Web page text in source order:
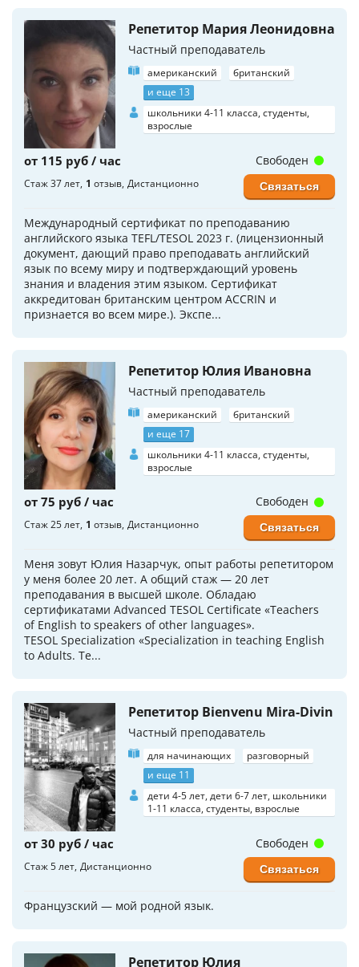
Репетитор Мария Леонидовна
Частный преподаватель
американский
британский
и еще 13
школьники 4-11 класса, студенты,
взрослые
от 115 руб / час
Стаж 37 лет 1 отзыв Дистанционно
Международный сертификат по преподаванию
английского языка TEFL/TESOL 2023 г. (лицензионный
документ, дающий право преподавать английский
язык по всему миру и подтверждающий уровень
знания и владения этим языком. Сертификат
аккредитован британским центром ACCRIN и
признается во всем мире.). Экспе...
Свободен
Связаться
Репетитор Юлия Ивановна
Частный преподаватель
американский
британский
и еще 17
школьники 4-11 класса, студенты,
взрослые
от 75 руб / час
Стаж 25 лет 1 отзыв Дистанционно
Меня зовут Юлия Назарчук, опыт работы репетитором
у меня более 20 лет. А общий стаж — 20 лет
преподавания в высшей школе. Обладаю
сертификатами Advanced TESOL Certificate «Teachers
of English to speakers of other languages».
TESOL Specialization «Specialization in teaching English
to Adults. Te...
Свободен
Связаться
Репетитор Bienvenu Mira-Divin
Частный преподаватель
для начинающих
разговорный
и еще 11
дети 4-5 лет, дети 6-7 лет, школьники
1-11 класса, студенты, взрослые
от 30 руб / час
Стаж 5 лет Дистанционно
Французский — мой родной язык.
Свободен
Связаться
Репетитор Юлия